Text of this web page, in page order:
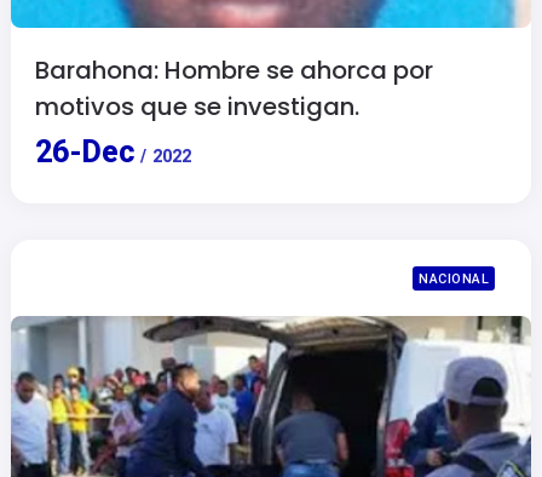
Barahona: Hombre se ahorca por
motivos que se investigan.
26- Dec / 2022
NACIONAL